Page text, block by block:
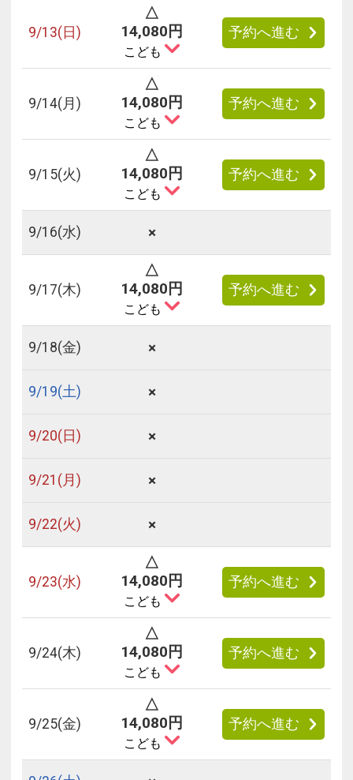
フリーセレクション・クーポンコードのご利用につ
いて
フリーセレクションをご利用いただけない商品
JR回数券類、ギフト券、外国通貨、直接契約型宿泊プラン、土
産品、旅行積立商品、当社が指定した商品が利用できません。
フリーセレクション・クーポンコードをご利用いただけな
旅館・ホテルなど宿泊施設での現地支払いにはご利用いただけま
せん。
9/13(日)
△
14,080円
こども
予約へ進む
9/14(月)
△
14,080円
こども
予約へ進む
9/15(火)
△
14,080円
こども
予約へ進む
9/16(水) ×
9/17(木)
△
14,080円
こども
予約へ進む
9/18(金) ×
9/19(土) ×
9/20(日) ×
9/21 (月) ×
9/22(火) ×
9/23(水)
△
14,080円
こども
予約へ進む
9/24(木)
△
14,080円
こども
予約へ進む
9/25(金)
△
14,080円
こども
予約へ進む